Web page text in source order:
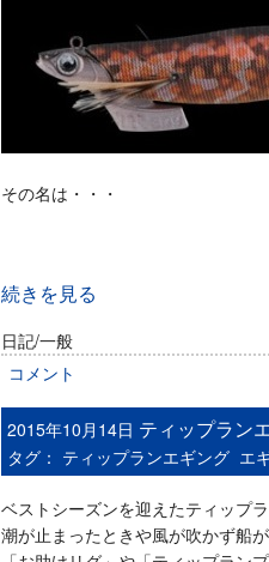
その名は・・・
続きを見る
日記/一般
コメント
2015年10月14日 ティップラン
タグ： ティップランエギング エ
ベストシーズンを迎えたティップ
潮が止まったときや風が吹かず船